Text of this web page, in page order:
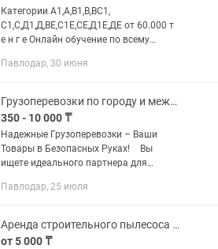
Категории А1,А,В1,В,ВС1,
С1,С,Д1,Д,ВЕ,С1Е,СЕ,Д1Е,ДЕ от 60.000 т
е н г е Онлайн обучение по всему
50.000 т е н г е 💥Перевозка опасных
Павлодар, 30 июня
Грузоперевозки по городу и межгород Фура Длинномер
350 - 10 000 ₸
Надежные Грузоперевозки – Ваши
Товары в Безопасных Руках! Вы
ищете идеального партнера для
надежный путь к успешной доставке!
Павлодар, 25 июля
Аренда строительного пылесоса Karcher KWD 1
от 5 000 ₸